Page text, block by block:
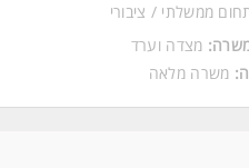
ממשלתי / ציבורי
מצדה וערד
משרה מלאה